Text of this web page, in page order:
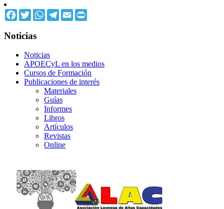
Facebook
TwitterWhatsApp
Telegram
Email
Noticias
Noticias
APOECyL en los medios
Cursos de Formación
Publicaciones de interés
Materiales
Guías
Informes
Libros
Artículos
Revistas
Online